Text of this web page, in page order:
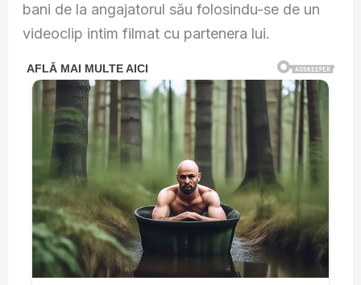
bani de la angajatorul său folosindu-se de un
videoclip intim filmat cu partenera lui.